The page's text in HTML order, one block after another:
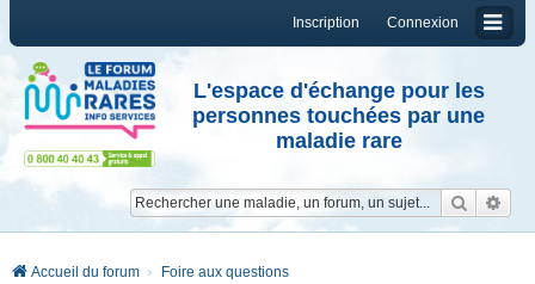
Connexion
Inscription
L'espace d'échange pour les
personnes touchées par une
maladie rare
Accueil du forum Foire aux questions